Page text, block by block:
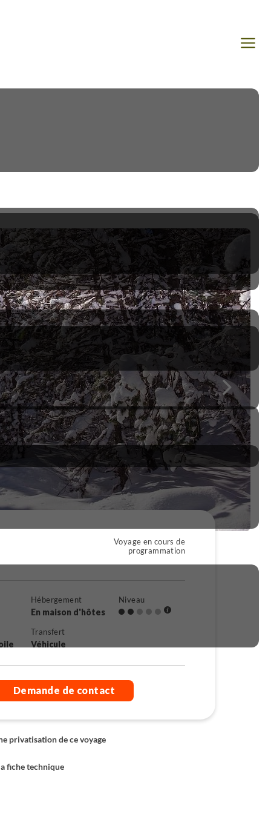
Voyage en cours de
programmation
Hébergement
En maison d'hôtes
Niveau
Transfert
Véhicule
Demande de contact
privatisation de ce voyage
fiche technique